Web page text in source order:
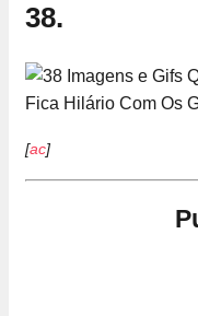
38.
[ac]